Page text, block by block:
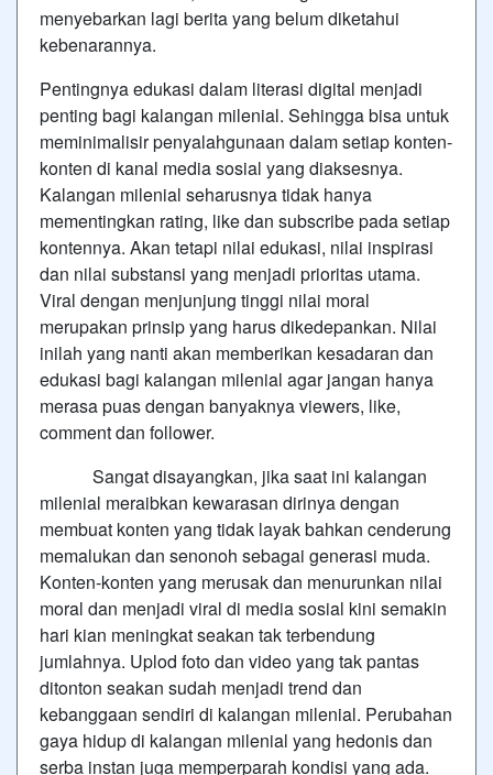
menyebarkan lagi berita yang belum diketahui
kebenarannya.
Pentingnya edukasi dalam literasi digital menjadi
penting bagi kalangan milenial. Sehingga bisa untuk
meminimalisir penyalahgunaan dalam setiap konten-
konten di kanal media sosial yang diaksesnya.
Kalangan milenial seharusnya tidak hanya
mementingkan rating, like dan subscribe pada setiap
kontennya. Akan tetapi nilai edukasi, nilai inspirasi
dan nilai substansi yang menjadi prioritas utama.
Viral dengan menjunjung tinggi nilai moral
merupakan prinsip yang harus dikedepankan. Nilai
inilah yang nanti akan memberikan kesadaran dan
edukasi bagi kalangan milenial agar jangan hanya
merasa puas dengan banyaknya viewers, like,
comment dan follower.
Sangat disayangkan, jika saat ini kalangan
milenial meraibkan kewarasan dirinya dengan
membuat konten yang tidak layak bahkan cenderung
memalukan dan senonoh sebagai generasi muda.
Konten-konten yang merusak dan menurunkan nilai
moral dan menjadi viral di media sosial kini semakin
hari kian meningkat seakan tak terbendung
jumlahnya. Uplod foto dan video yang tak pantas
ditonton seakan sudah menjadi trend dan
kebanggaan sendiri di kalangan milenial. Perubahan
gaya hidup di kalangan milenial yang hedonis dan
serba instan juga memperparah kondisi yang ada.